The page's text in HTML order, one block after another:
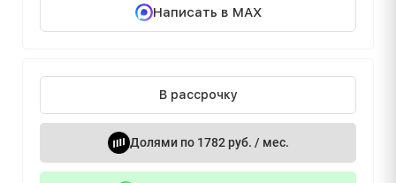
Написать в MAX
В рассрочку
Долями по 1782 руб. / мес.